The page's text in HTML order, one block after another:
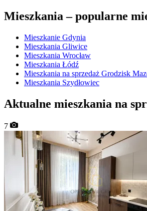
Mieszkania –popularne
Mieszkanie Gdynia
Mieszkania Gliwice
Mieszkania Wrocław
Mieszkania Łódź
Mieszkania na sprzedaż Grodzisk
Mieszkania Szydłowiec
Aktualne mieszkania na
7